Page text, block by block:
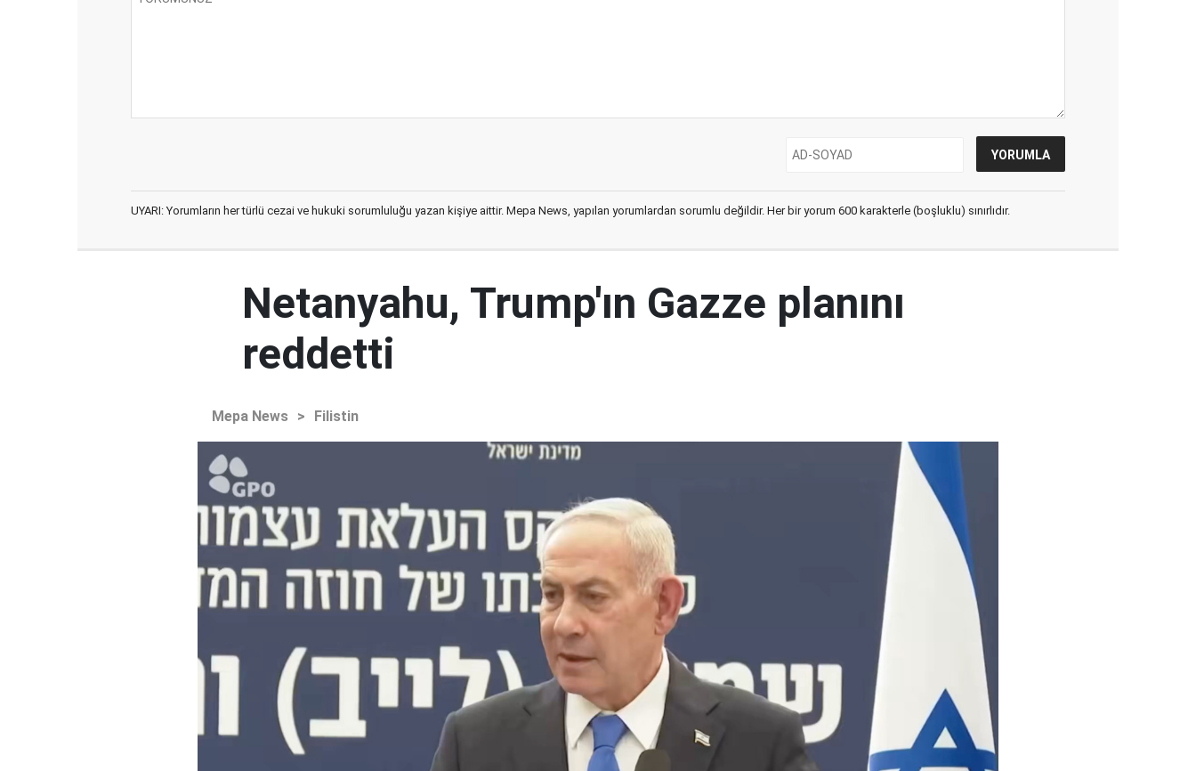
UYARI: Yorumların her türlü cezai ve hukuki sorumluluğu yazan kişiye aittir. Mepa News, yapılan yorumlardan sorumlu değildir. Her bir yorum 600 karakterle (boşluklu) sınırlıdır.
Netanyahu, Trump'ın Gazze planını
reddetti
Mepa News > Filistin